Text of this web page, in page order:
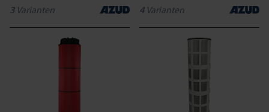
3 Varianten
4 Varianten